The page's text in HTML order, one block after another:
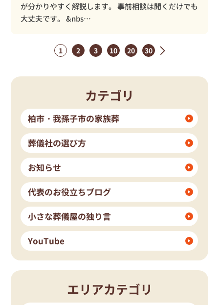
が分かりやすく解説します。 事前相談は聞くだけでも
大丈夫です。 &nbs…
1 2 3 10 20 30 »
カテゴリ
柏市・我孫子市の家族葬
葬儀社の選び方
お知らせ
代表のお役立ちブログ
小さな葬儀屋の独り言
YouTube
エリアカテゴリ